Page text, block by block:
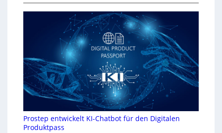
Prostep entwickelt KI-Chatbot für den Digitalen
Produktpass